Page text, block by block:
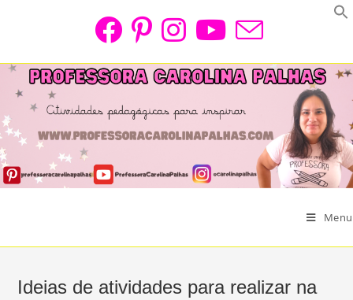
Menu
Ideias de atividades para realizar na